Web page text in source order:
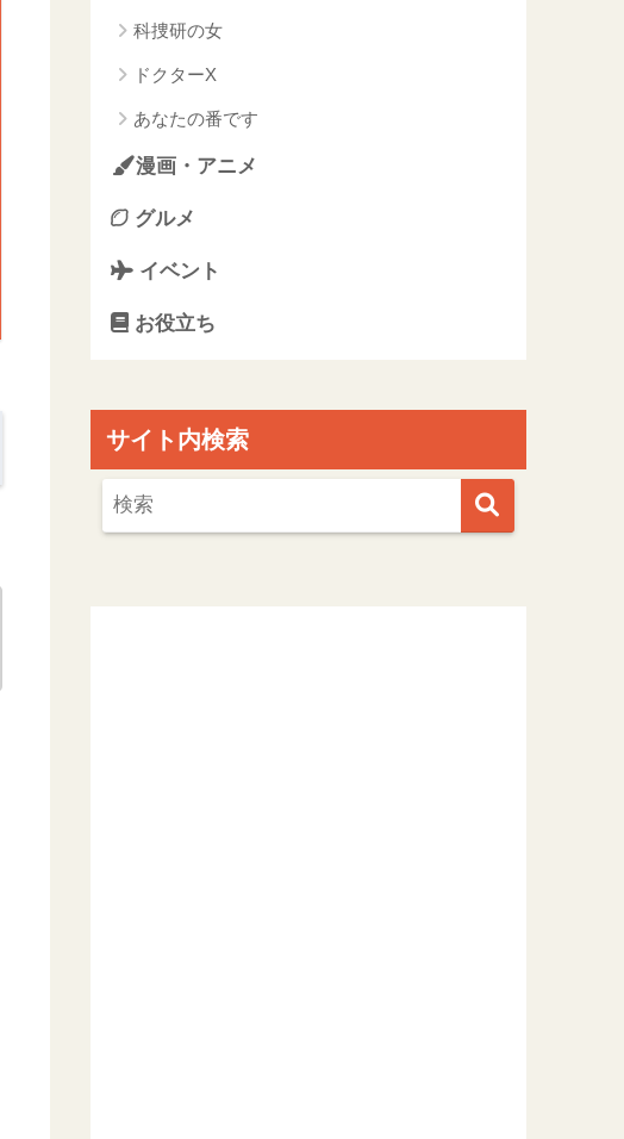
科捜研の女
ドクターX
あなたの番です
漫画・アニメ
グルメ
イベント
お役立ち
サイト内検索